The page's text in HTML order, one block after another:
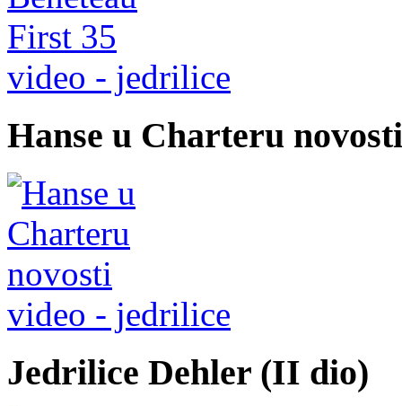
video - jedrilice
Hanse u Charteru novosti
video - jedrilice
Jedrilice Dehler (II dio)